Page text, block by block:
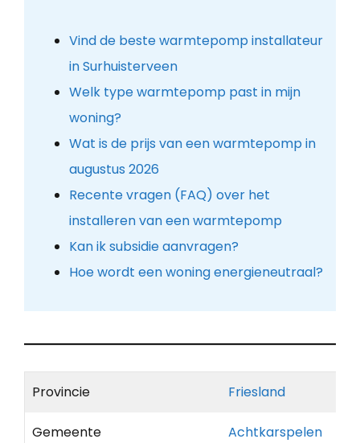
Vind de beste warmtepomp installateur
in Surhuisterveen
Welk type warmtepomp past in mijn
woning?
Wat is de prijs van een warmtepomp in
augustus 2026
Recente vragen (FAQ) over het
installeren van een warmtepomp
Kan ik subsidie aanvragen?
Hoe wordt een woning energieneutraal?
Provincie Friesland
Gemeente Achtkarspelen